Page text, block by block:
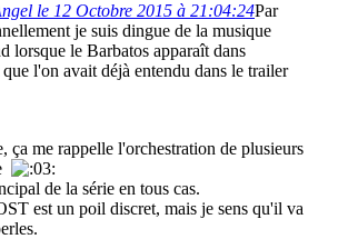
le 12 Octobre 2015 à 21:04:24Par
je suis dingue de la musique
lorsque le Barbatos apparaît dans
l'on avait déjà entendu dans le trailer
ça me rappelle l'orchestration de plusieurs
de la série en tous cas.
est un poil discret, mais je sens qu'il va